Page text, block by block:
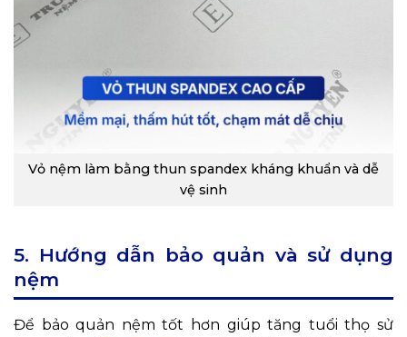
Vỏ nệm làm bằng thun spandex kháng khuẩn và dễ
vệ sinh
5. Hướng dẫn bảo quản và sử dụng
nệm
Để bảo quản nệm tốt hơn giúp tăng tuổi thọ sử